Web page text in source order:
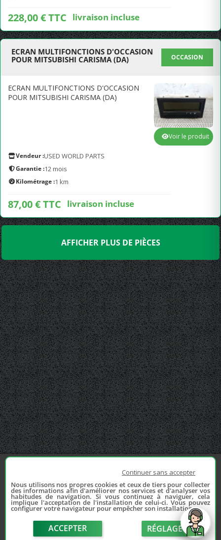
228,00 € TTC livraison incluse
ECRAN MULTIFONCTIONS D'OCCASION
POUR MITSUBISHI CARISMA (DA)
OCCASION
ECRAN MULTIFONCTIONS D'OCCASION
POUR MITSUBISHI CARISMA (DA)
Vendeur :USED WORLD PARTS
Garantie :12 mois
Kilométrage :1 km
87,00 € TTC livraison incluse
Voir le produit
AFFICHER PLUS DE PIÈCES
Continuer sans accepter
Nous utilisons nos propres cookies et ceux de tiers pour collecter
des informations afin d'améliorer nos services et d'analyser vos
habitudes de navigation. Si vous continuez à naviguer, cela
implique l'acceptation de l'installation de celui-ci. Vous pouvez
configurer votre navigateur pour empêcher son installation.
ACCEPTER RÉGLAGE